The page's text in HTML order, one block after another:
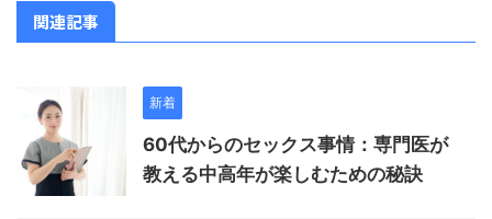
関連記事
新着
60代からのセックス事情：専門医が
教える中高年が楽しむための秘訣